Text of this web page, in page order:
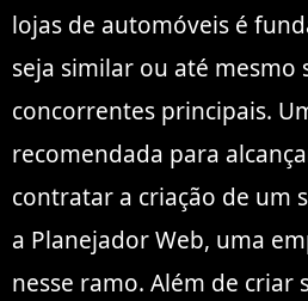
lojas de automóveis é
seja similar ou até mesmo
concorrentes principais.
recomendada para
contratar a criação de um
a Planejador Web, uma
nesse ramo. Além de criar